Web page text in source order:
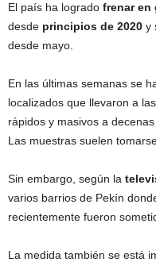
El país ha logrado frenar en
desde principios de 2020 y
desde mayo.
En las últimas semanas se
localizados que llevaron a
rápidos y masivos a
Las muestras suelen
Sin embargo, según la
varios barrios de Pekín
recientemente fueron
La medida también se está